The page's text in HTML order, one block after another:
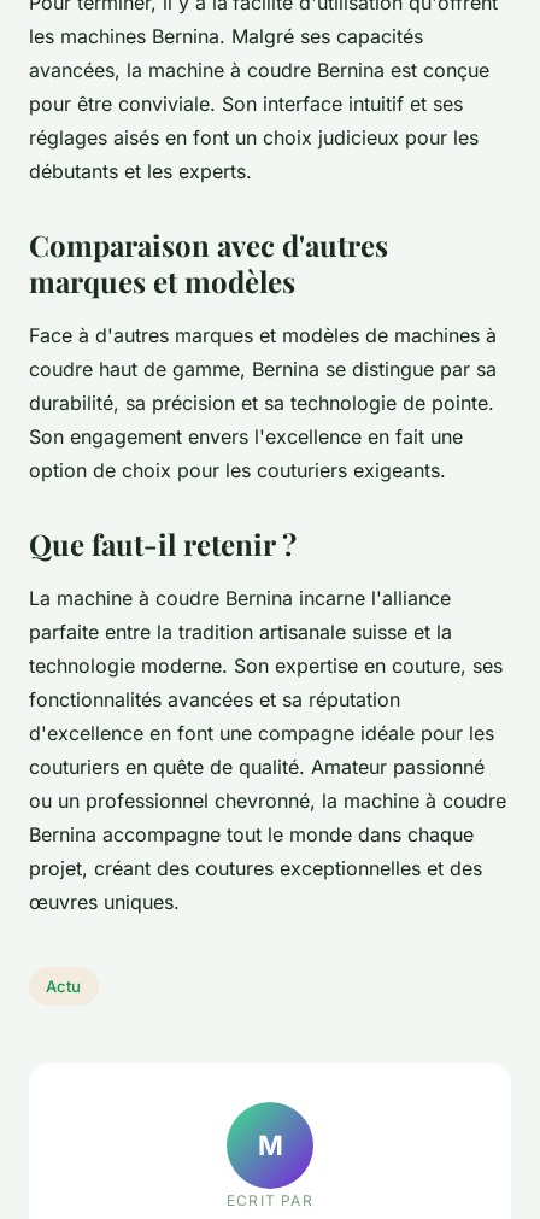
les machines Bernina. Malgré ses capacités
avancées, la machine à coudre Bernina est conçue
pour être conviviale. Son interface intuitif et ses
réglages aisés en font un choix judicieux pour les
débutants et les experts.
Comparaison avec d'autres
marques et modèles
Face à d'autres marques et modèles de machines à
coudre haut de gamme, Bernina se distingue par sa
durabilité, sa précision et sa technologie de pointe.
Son engagement envers l'excellence en fait une
option de choix pour les couturiers exigeants.
Que faut-il retenir ?
La machine à coudre Bernina incarne l'alliance
parfaite entre la tradition artisanale suisse et la
technologie moderne. Son expertise en couture, ses
fonctionnalités avancées et sa réputation
d'excellence en font une compagne idéale pour les
couturiers en quête de qualité. Amateur passionné
ou un professionnel chevronné, la machine à coudre
Bernina accompagne tout le monde dans chaque
projet, créant des coutures exceptionnelles et des
œuvres uniques.
Actu
M
ECRIT PAR